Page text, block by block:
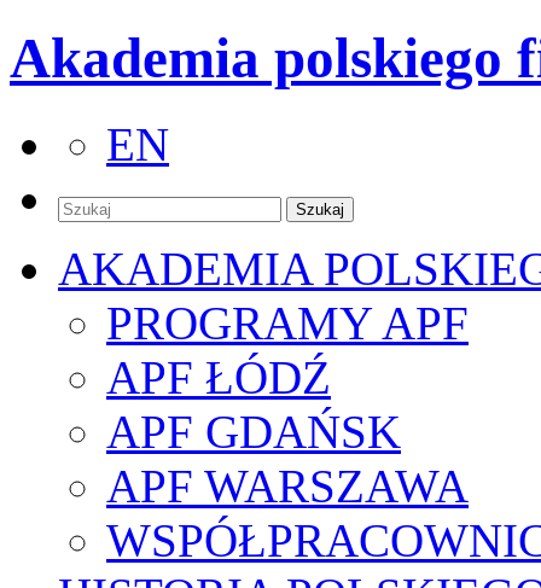
Akademia polskiego
EN
AKADEMIA
PROGRAMY APF
APF ŁÓDŹ
APF GDAŃSK
APF WARSZAWA